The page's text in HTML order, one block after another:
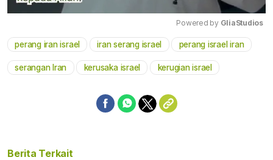
Mute
Powered by GliaStudios
perang iran israel iran serang israel perang israel iran
serangan Iran kerusaka israel kerugian israel
Berita Terkait